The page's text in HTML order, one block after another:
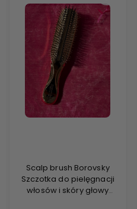
Scalp brush Borovsky
Szczotka do pielęgnacji
włosów i skóry głowy